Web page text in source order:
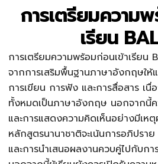
การเตรียมความ
เรียน
การเตรียมความพร้อมก่อนเข้าเรียน
จากการเสริมพื้นฐานภาษาอังกฤษให้
การเขียน การฟัง และการสื่อสาร เนื่
ทั้งหมดเป็นภาษาอังกฤษ นอกจากนี้ค
และการแสดงความคิดเห็นอย่างมีเหตุ
หลักสูตรนานาชาติจะเน้นการอภิปราย
และการนำเสนอผลงานควบคู่ไปกับก